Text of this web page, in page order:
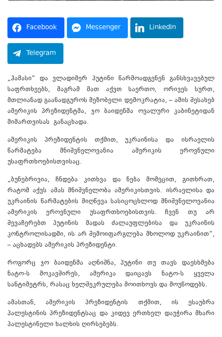
Facebook Messenger LinkedIn
Telegram
„ჰამასი“ და ვლადიმერ პუტინი წარმოადგენენ განსხვავებულ
საფრთხეებს, მაგრამ მათ აქვთ საერთო, ორივეს სურთ,
მთლიანად გაანადგუროს მეზობელი დემოკრატია, – ამის შესახებ
ამერიკის პრეზიდენტმა, ჯო ბაიდენმა ოვალური კაბინეტიდან
მიმართვისას განაცხადა.
ამერიკის პრეზიდენტის თქმით, უკრაინისა და ისრაელის
წარმატება მნიშვნელოვანია ამერიკის ეროვნული
უსაფრთხოებისთვისაც.
„ბუნებრივია, ჩნდება კითხვა და ნება მომეცით, გითხრათ,
რატომ აქვს ამას მნიშვნელობა ამერიკისთვის. ისრაელისა და
უკრაინის წარმატების მიღწევა სასიცოცხლოდ მნიშვნელოვანია
ამერიკის ეროვნული უსაფრთხოებისთვის. ჩვენ თუ არ
შევაჩერებთ პუტინის მადას ძალაუფლებისა და უკრაინის
კონტროლისადმი, ის არ შემოიფარგლება მხოლოდ უკრაინით“,
– აცხადებს ამერიკის პრეზიდენტი.
როგორც ჯო ბაიდენმა აღნიშნა, პუტინი თუ თავს დაესხმება
ნატო-ს მოკავშირეს, ამერიკა დაიცავს ნატო-ს ყველა
სანტიმეტრს, რასაც ხელშეკრულება მოითხოვს და მოუწოდებს.
ამასთან, ამერიკის პრეზიდენტის თქმით, ის ესაუბრა
პალესტინის პრეზიდენტსაც და კიდევ ერთხელ დაუჭირა მხარი
პალესტინელი ხალხის ღირსებებს.